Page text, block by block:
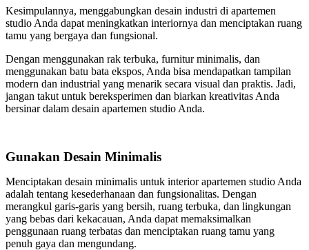
Kesimpulannya, menggabungkan desain industri di apartemen
studio Anda dapat meningkatkan interiornya dan menciptakan ruang
tamu yang bergaya dan fungsional.
Dengan menggunakan rak terbuka, furnitur minimalis, dan
menggunakan batu bata ekspos, Anda bisa mendapatkan tampilan
modern dan industrial yang menarik secara visual dan praktis. Jadi,
jangan takut untuk bereksperimen dan biarkan kreativitas Anda
bersinar dalam desain apartemen studio Anda.
Gunakan Desain Minimalis
Menciptakan desain minimalis untuk interior apartemen studio Anda
adalah tentang kesederhanaan dan fungsionalitas. Dengan
merangkul garis-garis yang bersih, ruang terbuka, dan lingkungan
yang bebas dari kekacauan, Anda dapat memaksimalkan
penggunaan ruang terbatas dan menciptakan ruang tamu yang
penuh gaya dan mengundang.